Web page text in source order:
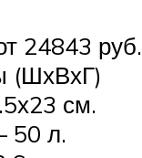
24843 руб.
(ШхВхГ)
см.
50 л.